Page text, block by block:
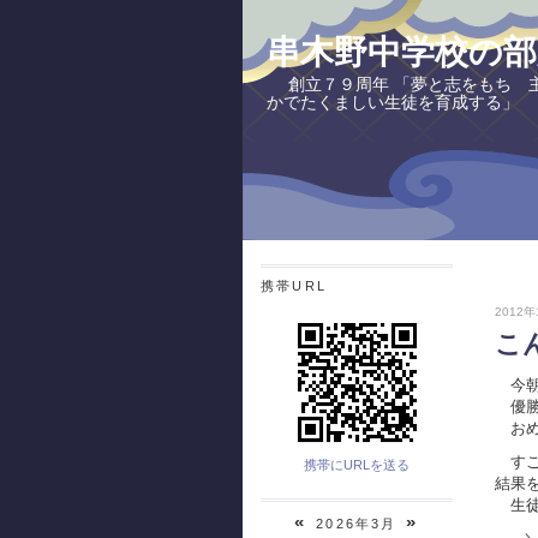
串木野中学校の
創立７９周年 「夢と志をもち
かでたくましい生徒を育成する」
携帯URL
携帯にURLを送る
«2026年3月 »
2012年
こ
今
優
お
す
結果
生